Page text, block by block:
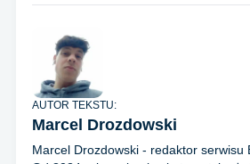
AUTOR TEKSTU:
Marcel Drozdowski
Marcel Drozdowski - redaktor serwisu